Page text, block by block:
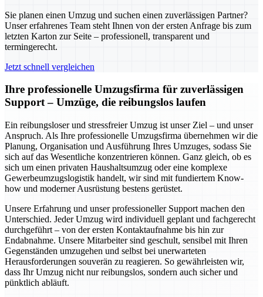
Sie planen einen Umzug und suchen einen zuverlässigen Partner?
Unser erfahrenes Team steht Ihnen von der ersten Anfrage bis zum
letzten Karton zur Seite – professionell, transparent und
termingerecht.
Jetzt schnell vergleichen
Ihre professionelle Umzugsfirma für zuverlässigen
Support – Umzüge, die reibungslos laufen
Ein reibungsloser und stressfreier Umzug ist unser Ziel – und unser
Anspruch. Als Ihre professionelle Umzugsfirma übernehmen wir die
Planung, Organisation und Ausführung Ihres Umzuges, sodass Sie
sich auf das Wesentliche konzentrieren können. Ganz gleich, ob es
sich um einen privaten Haushaltsumzug oder eine komplexe
Gewerbeumzugslogistik handelt, wir sind mit fundiertem Know-
how und moderner Ausrüstung bestens gerüstet.
Unsere Erfahrung und unser professioneller Support machen den
Unterschied. Jeder Umzug wird individuell geplant und fachgerecht
durchgeführt – von der ersten Kontaktaufnahme bis hin zur
Endabnahme. Unsere Mitarbeiter sind geschult, sensibel mit Ihren
Gegenständen umzugehen und selbst bei unerwarteten
Herausforderungen souverän zu reagieren. So gewährleisten wir,
dass Ihr Umzug nicht nur reibungslos, sondern auch sicher und
pünktlich abläuft.